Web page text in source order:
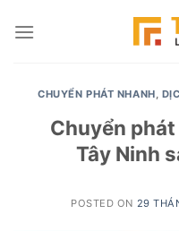
CHUYỂN PHÁT NHANH,
Chuyển
Tây Ninh
POSTED ON 29